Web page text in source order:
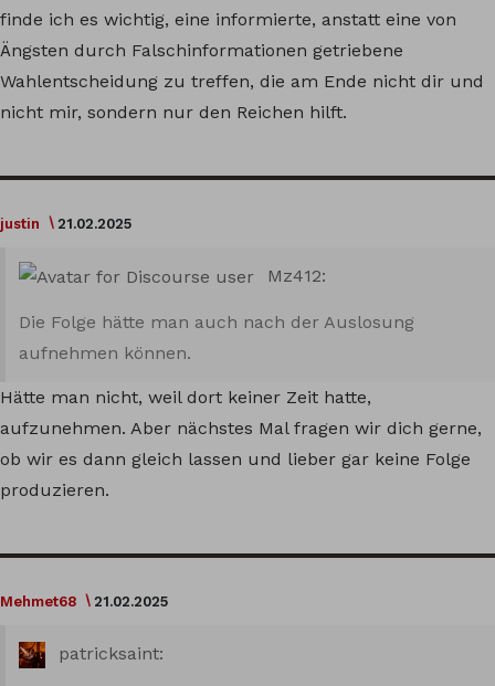
finde ich es wichtig, eine informierte, anstatt eine von
Ängsten durch Falschinformationen getriebene
Wahlentscheidung zu treffen, die am Ende nicht dir und
nicht mir, sondern nur den Reichen hilft.
justin 21.02.2025
Mz412:
Die Folge hätte man auch nach der Auslosung
aufnehmen können.
Hätte man nicht, weil dort keiner Zeit hatte,
aufzunehmen. Aber nächstes Mal fragen wir dich gerne,
ob wir es dann gleich lassen und lieber gar keine Folge
produzieren.
Mehmet68 21.02.2025
patricksaint: